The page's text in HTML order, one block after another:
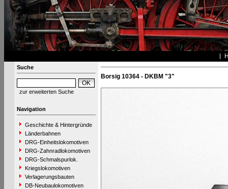
Suche
zur erweiterten Suche
Navigation
Geschichte & Hintergründe
Länderbahnen
DRG-Einheitslokomotiven
DRG-Zahnradlokomotiven
DRG-Schmalspurlok.
Kriegslokomotiven
Verlagerungsbauten
DB-Neubaulokomotiven
Borsig 10364 - DKBM "3"